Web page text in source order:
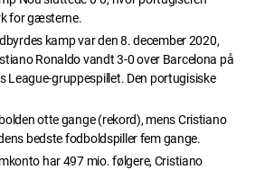
for gæsterne.
kamp var den 8. december 2020,
Ronaldo vandt 3-0 over Barcelona på
League-gruppespillet. Den portugisiske
otte gange (rekord), mens Cristiano
bedste fodboldspiller fem gange.
har 497 mio. følgere, Cristiano